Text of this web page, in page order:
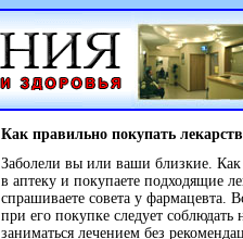
Как правильно покупать
Заболели вы или ваши близкие.
в аптеку и покупаете подходящие
спрашиваете совета у фармацевта.
при его покупке следует
заниматься лечением без